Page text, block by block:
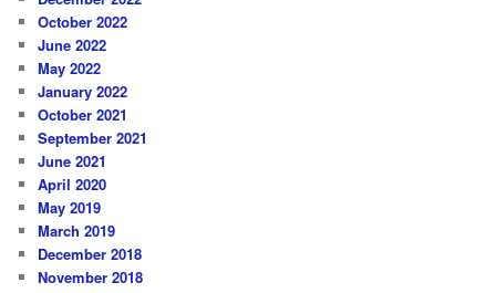
October 2022
June 2022
May 2022
January 2022
October 2021
September 2021
June 2021
April 2020
May 2019
March 2019
December 2018
November 2018